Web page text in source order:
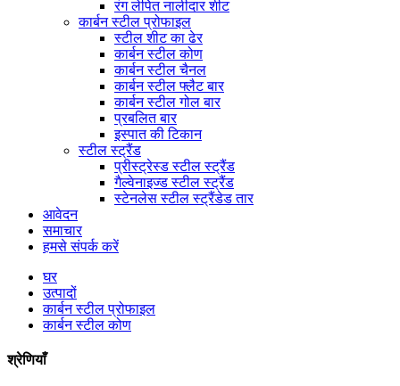
रंग लेपित नालीदार शीट
कार्बन स्टील प्रोफाइल
स्टील शीट का ढेर
कार्बन स्टील कोण
कार्बन स्टील चैनल
कार्बन स्टील फ्लैट बार
कार्बन स्टील गोल बार
प्रबलित बार
इस्पात की टिकान
स्टील स्ट्रैंड
प्रीस्ट्रेस्ड स्टील स्ट्रैंड
गैल्वेनाइज्ड स्टील स्ट्रैंड
स्टेनलेस स्टील स्ट्रैंडेड तार
आवेदन
समाचार
हमसे संपर्क करें
घर
उत्पादों
कार्बन स्टील प्रोफाइल
कार्बन स्टील कोण
श्रेणियाँ